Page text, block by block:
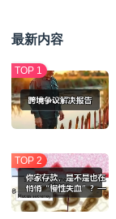
最新内容